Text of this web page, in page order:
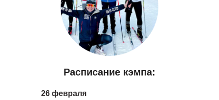
Расписание кэмпа:
26 февраля